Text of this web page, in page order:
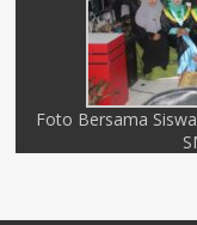
Foto Bersama